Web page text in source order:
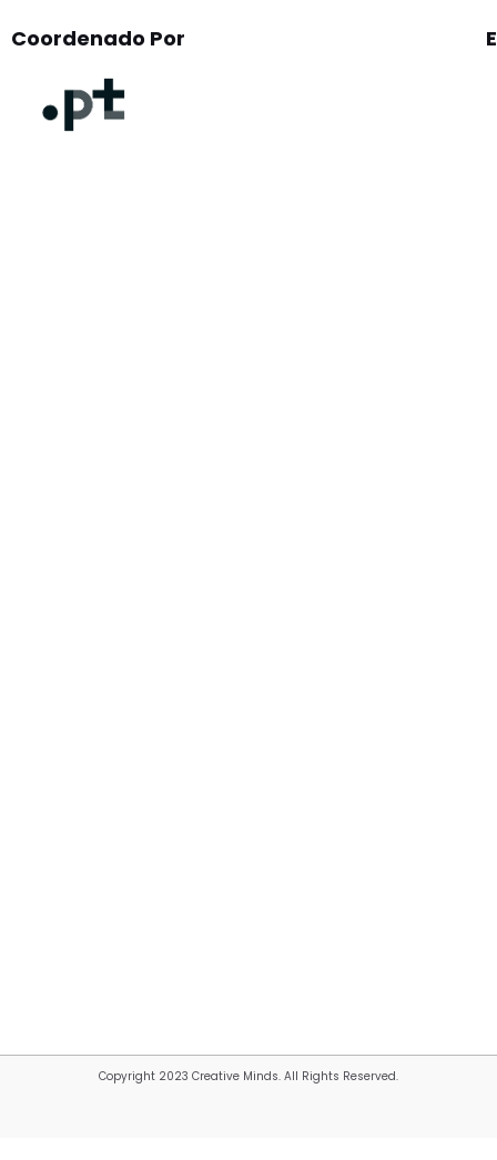
Coordenado Por
Copyright 2023 Creative Minds. All Rights Reserved.